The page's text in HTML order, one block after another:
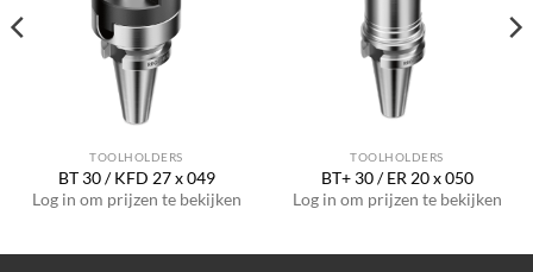
TOOLHOLDERS
BT 30 / KFD 27 x 049
Log in om prijzen te bekijken
TOOLHOLDERS
BT+ 30 / ER 20 x 050
Log in om prijzen te bekijken